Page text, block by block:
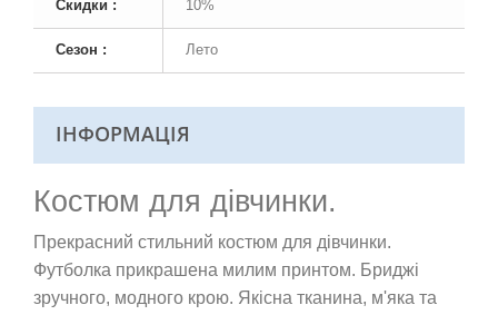
Скидки : 10%
Сезон : Лето
ІНФОРМАЦІЯ
Костюм для дівчинки.
Прекрасний стильний костюм для дівчинки.
Футболка прикрашена милим принтом. Бриджі
зручного, модного крою. Якісна тканина, м'яка та